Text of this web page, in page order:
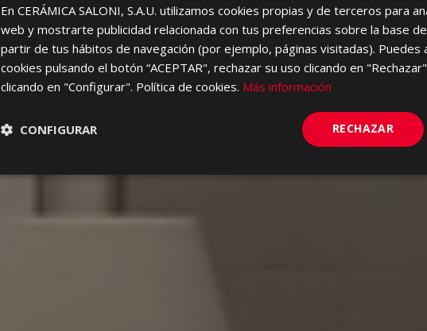
En CERÁMICA SALONI, S.A.U. utilizamos cookies propias y de terceros para
web y mostrarte publicidad relacionada con tus preferencias sobre la base
partir de tus hábitos de navegación (por ejemplo, páginas visitadas). Puedes
cookies pulsando el botón “ACEPTAR", rechazar su uso clicando en
clicando en "Configurar". Política de cookies. Más información
RECHAZAR
CONFIGURAR